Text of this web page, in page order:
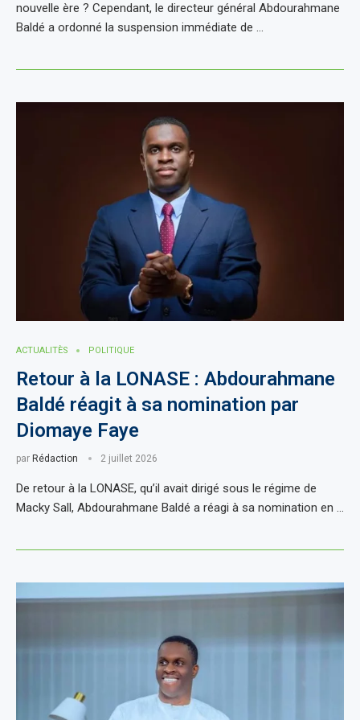
nouvelle ère ? Cependant, le directeur général Abdourahmane
Baldé a ordonné la suspension immédiate de …
ACTUALITÈS POLITIQUE
Retour à la LONASE : Abdourahmane
Baldé réagit à sa nomination par
Diomaye Faye
par Rédaction 2 juillet 2026
De retour à la LONASE, qu’il avait dirigé sous le régime de
Macky Sall, Abdourahmane Baldé a réagi à sa nomination en …